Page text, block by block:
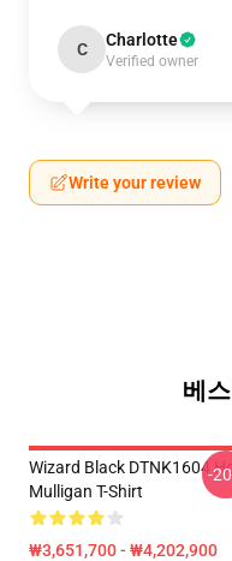
C Charlotte
Verified owner
Write your review
베
Wizard Black DTNK1604
Mulligan T-Shirt
₩3,651,700 - ₩4,202,900
-